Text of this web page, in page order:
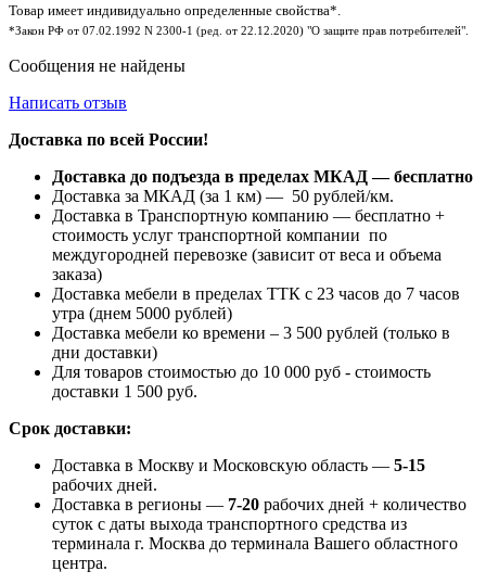
Товар имеет индивидуально определенные свойства*.
*Закон РФ от 07.02.1992 N 2300-1 (ред. от 22.12.2020) "О защите прав потребителей".
Сообщения не найдены
Написать отзыв
Доставка по всей России!
Доставка до подъезда в пределах МКАД — бесплатно
Доставка за МКАД (за 1 км) — 50 рублей/км.
Доставка в Транспортную компанию — бесплатно +
стоимость услуг транспортной компании по
междугородней перевозке (зависит от веса и объема
заказа)
Доставка мебели в пределах ТТК с 23 часов до 7 часов
утра (днем 5000 рублей)
Доставка мебели ко времени – 3 500 рублей (только в
дни доставки)
Для товаров стоимостью до 10 000 руб - стоимость
доставки 1 500 руб.
Срок доставки:
Доставка в Москву и Московскую область — 5-15
рабочих дней.
Доставка в регионы — 7-20 рабочих дней + количество
суток с даты выхода транспортного средства из
терминала г. Москва до терминала Вашего областного
центра.